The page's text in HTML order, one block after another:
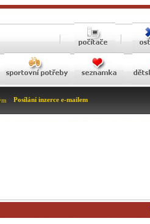
Posílání inzerce e-mailem